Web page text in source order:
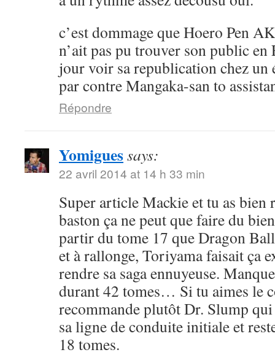
c’est dommage que Hoero Pen
n’ait pas pu trouver son public en
jour voir sa republication chez un
par contre Mangaka-san to
Répondre
Yomiguessays:
22 avril 2014 at 14 h 33 min
Super article Mackie et tu as bien
baston ça ne peut que faire du
partir du tome 17 que Dragon
et à rallonge, Toriyama faisait ça
rendre sa saga ennuyeuse.
durant 42 tomes… Si tu aimes le
recommande plutôt Dr. Slump qui
sa ligne de conduite initiale et
18 tomes.